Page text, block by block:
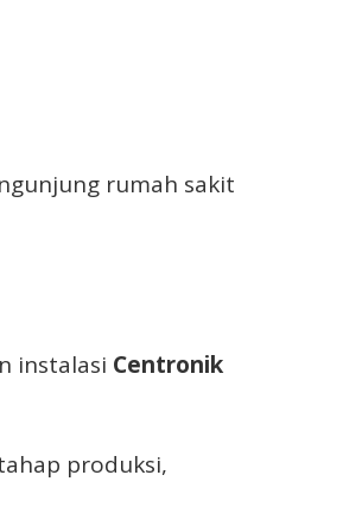
rumah sakit
instalasi Centronik
produksi,